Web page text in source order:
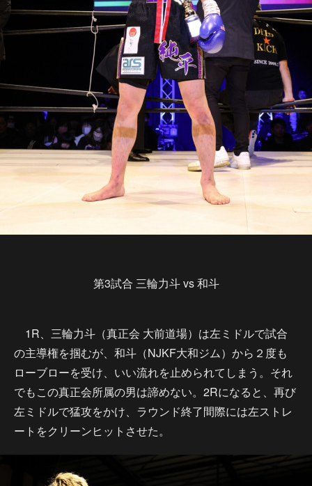
第3試合 三輪力斗 vs 和斗
1R、三輪力斗（真正会 大前道場）は左ミドルで試合
の主導権を掴むが、和斗（NJKF大和ジム）から２度も
ローブローを受け、いい流れを止められてしまう。それ
でもこの真正会所属の男は諦めない。2Rになると、再び
左ミドルで猛攻をかけ、ラウンド終了間際には左ストレ
ートをクリーンヒットさせた。